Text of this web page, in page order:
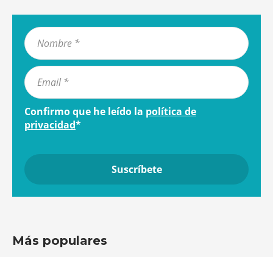
Confirmo que he leído la política de
privacidad*
Más populares